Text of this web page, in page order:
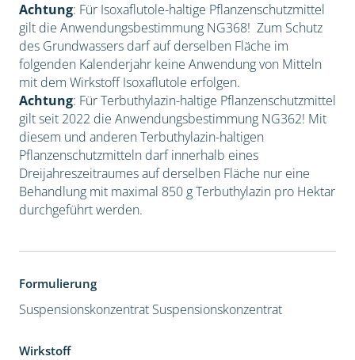
Achtung: Für Isoxaflutole-haltige Pflanzenschutzmittel
gilt die Anwendungsbestimmung NG368! Zum Schutz
des Grundwassers darf auf derselben Fläche im
folgenden Kalenderjahr keine Anwendung von Mitteln
mit dem Wirkstoff Isoxaflutole erfolgen.
Achtung: Für Terbuthylazin-haltige Pflanzenschutzmittel
gilt seit 2022 die Anwendungsbestimmung NG362! Mit
diesem und anderen Terbuthylazin-haltigen
Pflanzenschutzmitteln darf innerhalb eines
Dreijahreszeitraumes auf derselben Fläche nur eine
Behandlung mit maximal 850 g Terbuthylazin pro Hektar
durchgeführt werden.
Formulierung
Suspensionskonzentrat Suspensionskonzentrat
Wirkstoff